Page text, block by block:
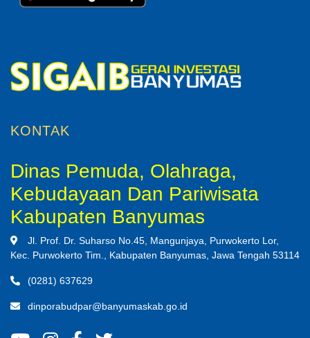
KONTAK
Dinas Pemuda, Olahraga,
Kebudayaan Dan Pariwisata
Kabupaten Banyumas
Jl. Prof. Dr. Suharso No.45, Mangunjaya, Purwokerto Lor,
Kec. Purwokerto Tim., Kabupaten Banyumas, Jawa Tengah 53114
(0281) 637629
dinporabudpar@banyumaskab.go.id